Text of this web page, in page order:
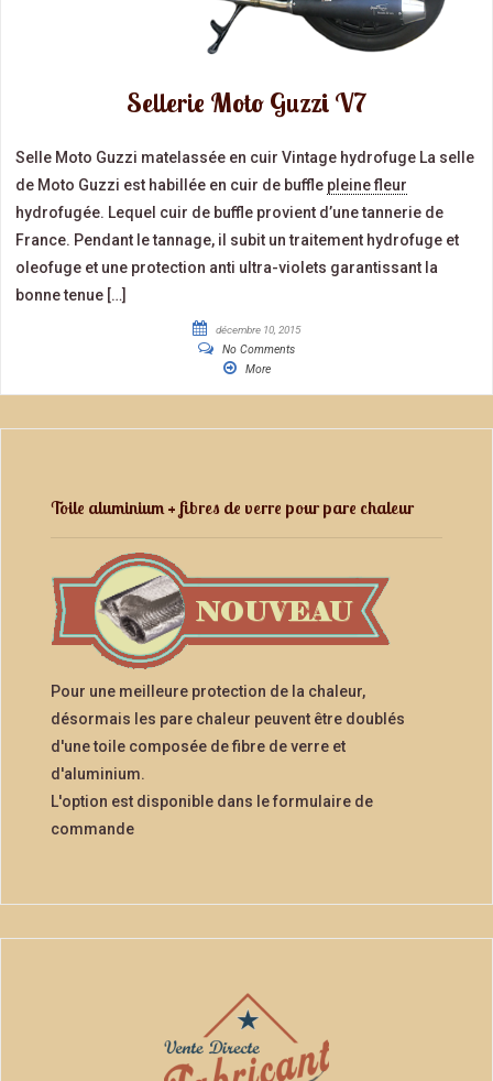
Sellerie Moto Guzzi V7
Selle Moto Guzzi matelassée en cuir Vintage hydrofuge La selle
de Moto Guzzi est habillée en cuir de buffle pleine fleur
hydrofugée. Lequel cuir de buffle provient d’une tannerie de
France. Pendant le tannage, il subit un traitement hydrofuge et
oleofuge et une protection anti ultra-violets garantissant la
bonne tenue […]
décembre 10, 2015
No Comments
More
Toile aluminium + fibres de verre pour pare chaleur
Pour une meilleure protection de la chaleur,
désormais les pare chaleur peuvent être doublés
d'une toile composée de fibre de verre et
d'aluminium.
L'option est disponible dans le formulaire de
commande